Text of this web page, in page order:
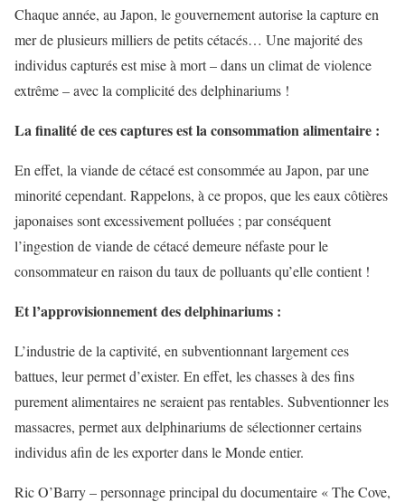
Chaque année, au Japon, le gouvernement autorise la capture en
mer de plusieurs milliers de petits cétacés… Une majorité des
individus capturés est mise à mort – dans un climat de violence
extrême – avec la complicité des delphinariums !
La finalité de ces captures est la consommation alimentaire :
En effet, la viande de cétacé est consommée au Japon, par une
minorité cependant. Rappelons, à ce propos, que les eaux côtières
japonaises sont excessivement polluées ; par conséquent
l’ingestion de viande de cétacé demeure néfaste pour le
consommateur en raison du taux de polluants qu’elle contient !
Et l’approvisionnement des delphinariums :
L’industrie de la captivité, en subventionnant largement ces
battues, leur permet d’exister. En effet, les chasses à des fins
purement alimentaires ne seraient pas rentables. Subventionner les
massacres, permet aux delphinariums de sélectionner certains
individus afin de les exporter dans le Monde entier.
Ric O’Barry – personnage principal du documentaire « The Cove,